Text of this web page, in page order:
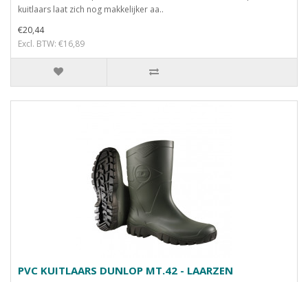
kuitlaars laat zich nog makkelijker aa..
€20,44
Excl. BTW: €16,89
PVC KUITLAARS DUNLOP MT.42 - LAARZEN